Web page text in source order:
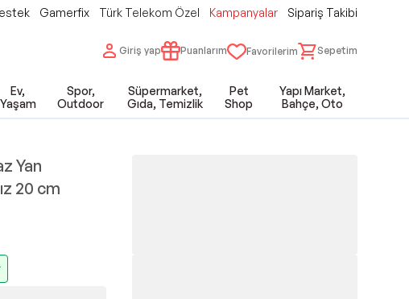
Gamerfix Türk Telekom Özel Kampanyalar Sipariş Takibi
Giriş yap Puanlarım Favorilerim Sepetim
Ev,
Yaşam
Spor,
Outdoor
Süpermarket,
Gıda, Temizlik
Pet
Shop
Yapı Market,
Bahçe, Oto
Yan
20 cm